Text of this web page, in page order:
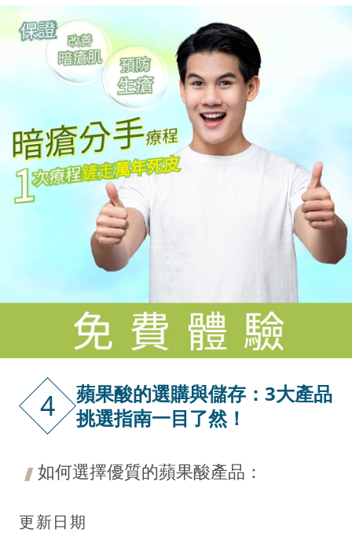
4
蘋果酸的選購與儲存：3大產品
挑選指南一目了然！
如何選擇優質的蘋果酸產品：
更新日期